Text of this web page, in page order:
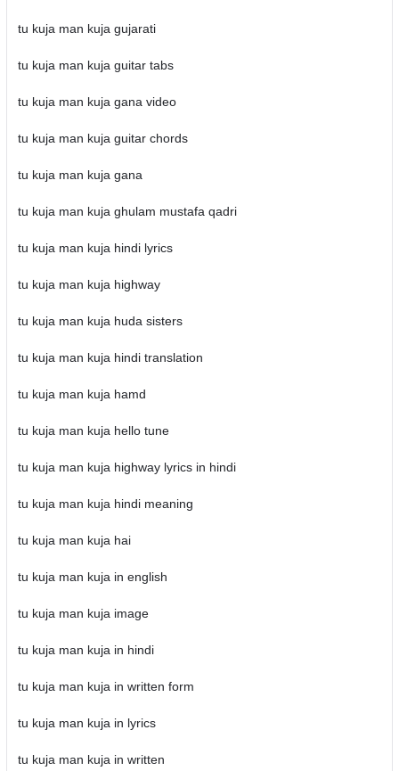
tu kuja man kuja gujarati
tu kuja man kuja guitar tabs
tu kuja man kuja gana video
tu kuja man kuja guitar chords
tu kuja man kuja gana
tu kuja man kuja ghulam mustafa qadri
tu kuja man kuja hindi lyrics
tu kuja man kuja highway
tu kuja man kuja huda sisters
tu kuja man kuja hindi translation
tu kuja man kuja hamd
tu kuja man kuja hello tune
tu kuja man kuja highway lyrics in hindi
tu kuja man kuja hindi meaning
tu kuja man kuja hai
tu kuja man kuja in english
tu kuja man kuja image
tu kuja man kuja in hindi
tu kuja man kuja in written form
tu kuja man kuja in lyrics
tu kuja man kuja in written